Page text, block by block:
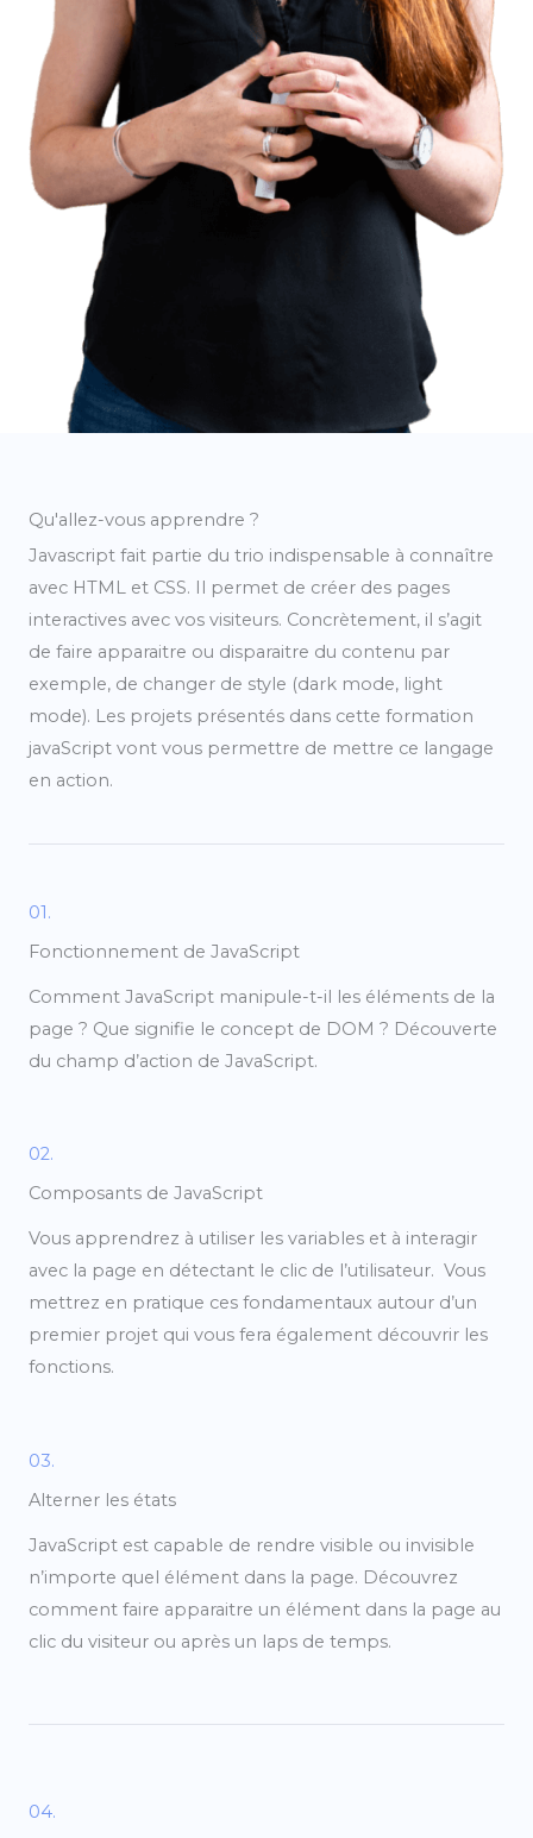
Qu'allez-vous apprendre ?
Javascript fait partie du trio indispensable à connaître
avec HTML et CSS. Il permet de créer des pages
interactives avec vos visiteurs. Concrètement, il s’agit
de faire apparaitre ou disparaitre du contenu par
exemple, de changer de style (dark mode, light
mode). Les projets présentés dans cette formation
javaScript vont vous permettre de mettre ce langage
en action.
01.
Fonctionnement de JavaScript
Comment JavaScript manipule-t-il les éléments de la
page ? Que signifie le concept de DOM ? Découverte
du champ d’action de JavaScript.
02.
Composants de JavaScript
Vous apprendrez à utiliser les variables et à interagir
avec la page en détectant le clic de l’utilisateur. Vous
mettrez en pratique ces fondamentaux autour d’un
premier projet qui vous fera également découvrir les
fonctions.
03.
Alterner les états
JavaScript est capable de rendre visible ou invisible
n’importe quel élément dans la page. Découvrez
comment faire apparaitre un élément dans la page au
clic du visiteur ou après un laps de temps.
04.